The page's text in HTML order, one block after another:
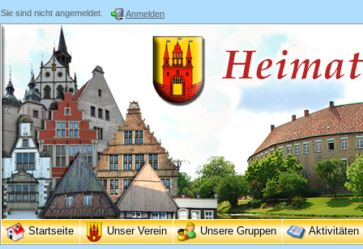
Sie sind nicht angemeldet. Anmelden
Startseite Unser Verein Unsere Gruppen Aktivitäten